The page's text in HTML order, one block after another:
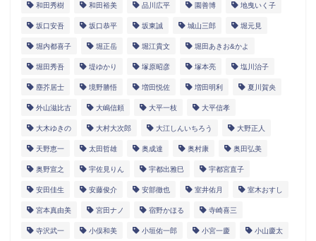
和田秀樹 和田裕美 品川広平 園善博 地曳いく子
坂口安吾 坂口恭平 坂東誠 城山三郎 堀元見
堀内都喜子 堀正岳 堀江貴文 堀田あきお&かよ
堀田秀吾 堤ゆかり 塚原昭彦 塚本亮 塩川治子
塵芥居士 境野勝悟 増田悦佐 増田明利 夏川賀央
外山滋比古 大嶋信頼 大平一枝 大平信孝
大木ゆきの 大村大次郎 大江しんいちろう 大野正人
天野恵一 太田哲雄 奥成達 奥村康 奥田弘美
奥野宣之 宇佐見りん 宇都出雅巳 宇都宮直子
安田佳生 安藤俊介 安部徹也 室井佑月 室木おすし
宮本真由美 宮田ナノ 宿野かほる 寺崎喜三
寺沢武一 小俣和美 小垣佑一郎 小宮一慶 小山慶太